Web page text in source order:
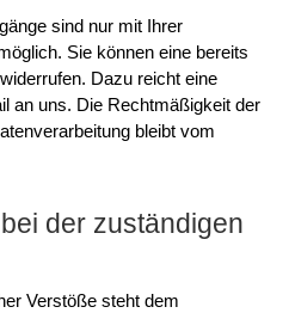
sind nur mit Ihrer
Sie können eine bereits
Dazu reicht eine
an uns. Die Rechtmäßigkeit der
bleibt vom
der zuständigen
Verstöße steht dem